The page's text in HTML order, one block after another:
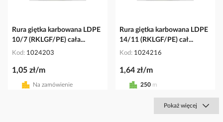
Rura giętka karbowana LDPE
10/7 (RKLGF/PE) cała...
Kod 1024203
1,05 zł/m
Na zamówienie
Rura giętka karbowana LDPE
14/11 (RKLGF/PE) cał...
Kod 1024216
1,64 zł/m
250 m
Pokaż więcej